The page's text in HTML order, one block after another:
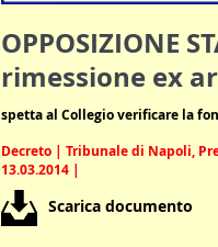
OPPOSIZIONE
rimessione ex
spetta al Collegio verificare la
Decreto | Tribunale di Napoli,
13.03.2014 |
Scarica documento